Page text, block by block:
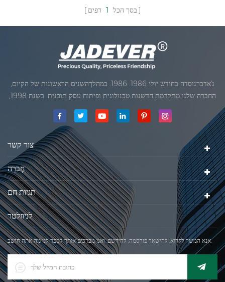
בסך הכל 1 דפים
ג'אדברנוסדה בחודש יולי 1986. 1986. במהלךהשנים הראשונות של הקיום,
החברה שלנו מתקדמת חדשנות טכנולוגית ופיתוח עסק תוכנית. בשנת 1998,
החברה שלנו השיגה את המטרה האיכותי, כאשר הראשון של המוצרים שלנו
ג'אדברסולם ושות 'בע"מהיה
צור קשר
חֶברָה
תגיות חם
לניוזלטר
אנא המשך לקרוא, להישאר פורסמה, להירשם, ואנו מברכים אותך לספר לנו מה אתה חושב.